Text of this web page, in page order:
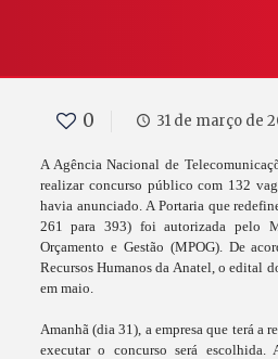
0 31 de março de
A Agência Nacional de
realizar concurso público com 132
havia anunciado. A Portaria que
261 para 393) foi autorizada pelo
Orçamento e Gestão (MPOG). De
Recursos Humanos da Anatel, o edital
em maio.
Amanhã (dia 31), a empresa que terá a
executar o concurso será escolhida.